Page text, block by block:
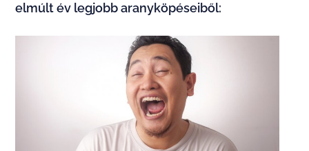
elmúlt év legjobb aranyköpéseiből: